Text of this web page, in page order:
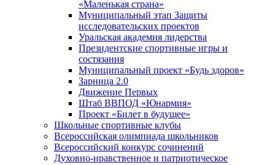
«Маленькая страна»
Муниципальный этап Защиты
исследовательских проектов
Уральская академия лидерства
Президентские спортивные игры и
состязания
Муниципальный проект «Будь здоров»
Зарница 2.0
Движение Первых
Штаб ВВПОД «Юнармия»
Проект «Билет в будущее»
Школьные спортивные клубы
Всероссийская олимпиада школьников
Всероссийский конкурс сочинений
Духовно-нравственное и патриотическое